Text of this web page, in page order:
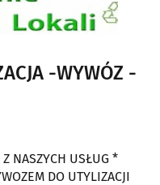
-WYWÓZ -
NASZYCH USŁUG *
DO UTYLIZACJI